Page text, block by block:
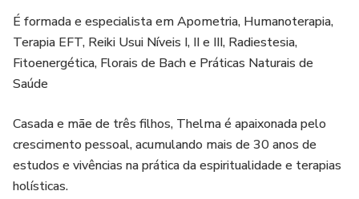
É formada e especialista em Apometria, Humanoterapia,
Terapia EFT, Reiki Usui Níveis I, II e III, Radiestesia,
Fitoenergética, Florais de Bach e Práticas Naturais de
Saúde
Casada e mãe de três filhos, Thelma é apaixonada pelo
crescimento pessoal, acumulando mais de 30 anos de
estudos e vivências na prática da espiritualidade e terapias
holísticas.